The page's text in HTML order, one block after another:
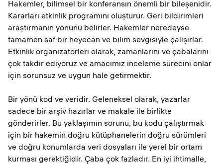
Hakemler, bilimsel bir konferansın önemli bir bileşenidir.
Kararları etkinlik programını oluşturur. Geri bildirimleri
araştırmanın yönünü belirler. Hakemler neredeyse
tamamen saf bir heyecan ve bilim sevgisiyle çalışırlar.
Etkinlik organizatörleri olarak, zamanlarını ve çabalarını
çok takdir ediyoruz ve amacımız inceleme sürecini onlar
için sorunsuz ve uygun hale getirmektir.
Bir yönü kod ve veridir. Geleneksel olarak, yazarlar
sadece bir arşiv hazırlar ve makale ile birlikte
gönderirler. Bu yaklaşımın sorunu, bu kodu çalıştırmak
için bir hakemin doğru kütüphanelerin doğru sürümleri
ve doğru konumlarda veri dosyaları ile yerel bir ortam
kurması gerektiğidir. Çaba çok fazladır. En iyi ihtimalle,